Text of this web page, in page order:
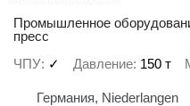
Промышленное
пресс
ЧПУ ✓ Давление 150 т
Германия, Niederlangen